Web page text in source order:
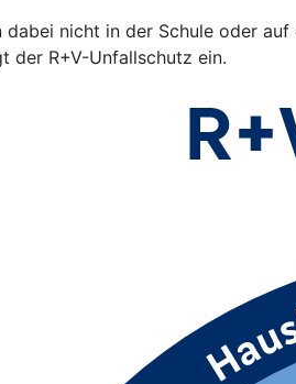
dabei nicht in der Schule oder
der R+V-Unfallschutz ein.